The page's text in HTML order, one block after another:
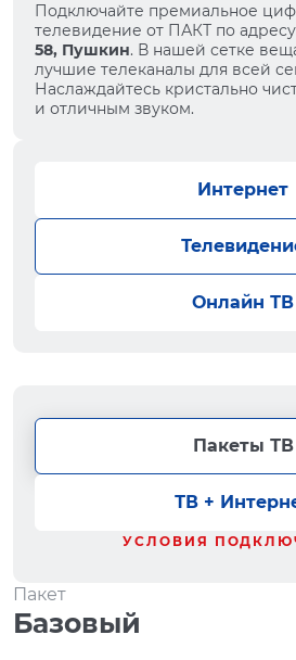
Подключайте премиальное
телевидение от ПАКТ по
58, Пушкин. В нашей сетке
лучшие телеканалы для всей
Наслаждайтесь кристально
и отличным звуком.
Интернет
Онлайн ТВ
Пакеты ТВ
ТВ +
УСЛОВИЯ
Пакет
Базовый